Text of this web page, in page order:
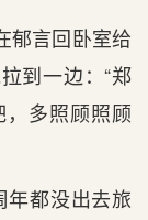
郁言回卧室给
到一边：“郑
多照顾照顾
年都没出去旅